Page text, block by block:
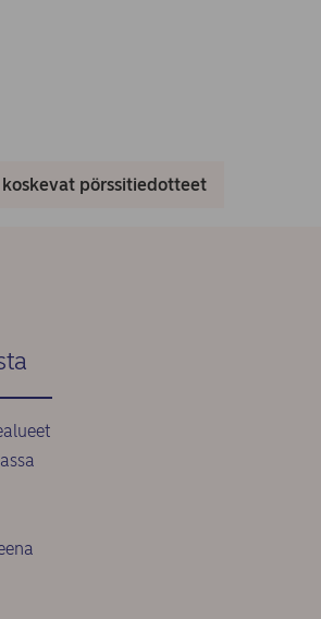
pörssitiedotteet